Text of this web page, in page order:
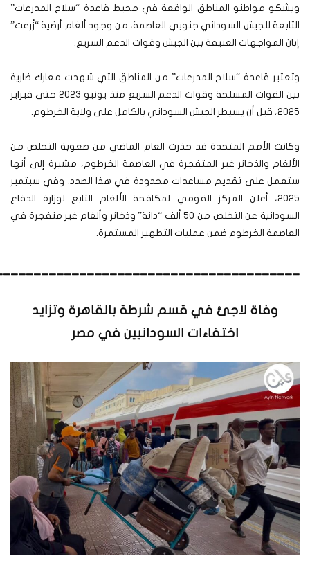
ويشكو مواطنو المناطق الواقعة في محيط قاعدة “سلاح المدرعات”
التابعة للجيش السوداني جنوبي العاصمة، من وجود ألغام أرضية “زُرعت”
إبان المواجهات العنيفة بين الجيش وقوات الدعم السريع.
وتعتبر قاعدة “سلاح المدرعات” من المناطق التي شهدت معارك ضارية
بين القوات المسلحة وقوات الدعم السريع منذ يونيو 2023 حتى فبراير
2025، قبل أن يسيطر الجيش السوداني بالكامل على ولاية الخرطوم.
وكانت الأمم المتحدة قد حذرت العام الماضي من صعوبة التخلص من
الألغام والذخائر غير المتفجرة في العاصمة الخرطوم، مشيرة إلى أنها
ستعمل على تقديم مساعدات محدودة في هذا الصدد. وفي سبتمبر
2025، أعلن المركز القومي لمكافحة الألغام التابع لوزارة الدفاع
السودانية عن التخلص من 50 ألف “دانة” وذخائر وألغام غير منفجرة في
العاصمة الخرطوم ضمن عمليات التطهير المستمرة.
وفاة لاجئ في قسم شرطة بالقاهرة وتزايد
اختفاءات السودانيين في مصر